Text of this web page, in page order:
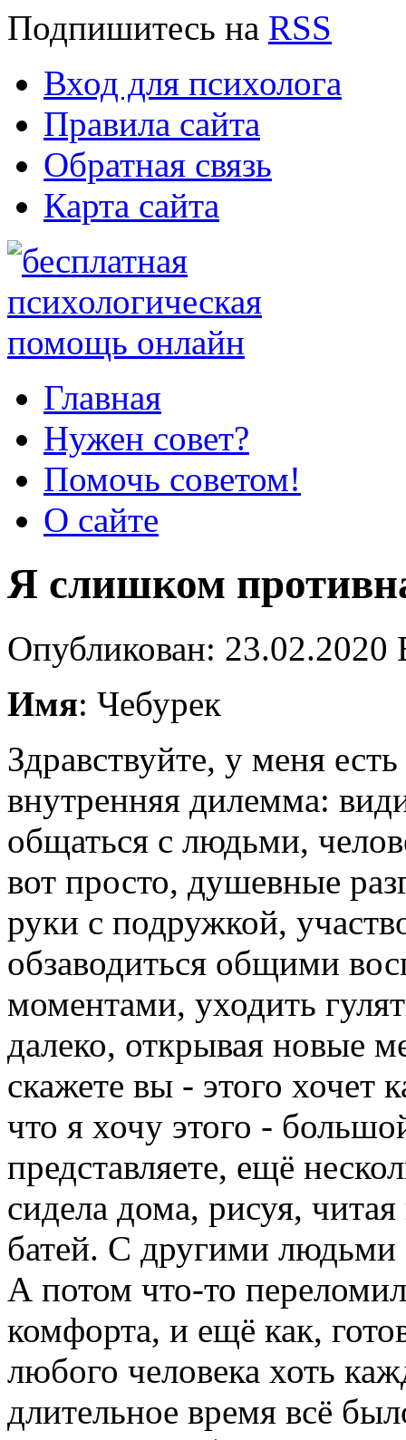
Подпишитесь на RSS
Вход для психолога
Правила сайта
Обратная связь
Карта сайта
Главная
Нужен совет?
Помочь советом!
О сайте
Я слишком
Опубликован:
Имя: Чебурек
Здравствуйте, у меня
внутренняя дилемма:
общаться с людьми,
вот просто, душевные
руки с подружкой,
обзаводиться общими
моментами, уходить
далеко, открывая новые
скажете вы - этого
что я хочу этого -
представляете, ещё
сидела дома, рисуя,
батей. С другими людьми
А потом что-то
комфорта, и ещё как,
любого человека хоть
длительное время всё